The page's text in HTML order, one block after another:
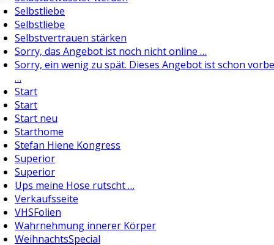
Selbstliebe
Selbstliebe
Selbstvertrauen stärken
Sorry, das Angebot ist noch nicht online …
Sorry, ein wenig zu spät. Dieses Angebot ist schon
…
Start
Start
Start neu
Starthome
Stefan Hiene Kongress
Superior
Superior
Ups meine Hose rutscht …
Verkaufsseite
VHSFolien
Wahrnehmung innerer Körper
WeihnachtsSpecial